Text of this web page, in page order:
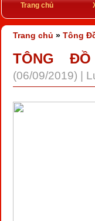
Trang chủ
Trang chủ » Tông
TÔNG ĐỒ
(06/09/2019) |